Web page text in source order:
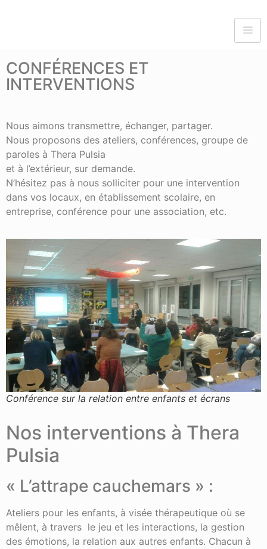
CONFÉRENCES ET
INTERVENTIONS
Nous aimons transmettre, échanger, partager.
Nous proposons des ateliers, conférences, groupe de
paroles à Thera Pulsia
et à l’extérieur, sur demande.
N’hésitez pas à nous solliciter pour une intervention
dans vos locaux, en établissement scolaire, en
entreprise, conférence pour une association, etc.
Conférence sur la relation entre enfants et écrans
Nos interventions à Thera
Pulsia
« L’attrape cauchemars » :
Ateliers pour les enfants, à visée thérapeutique où se
mêlent, à travers le jeu et les interactions, la gestion
des émotions, la relation aux autres enfants. Chacun à